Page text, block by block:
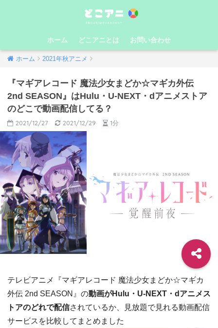
ホーム どこアニとは お問い合わせ
ホーム 2021年秋アニメ
『マギアレコード 魔法少女まどか☆マギカ外伝
2nd SEASON』はHulu・U-NEXT・dアニメストア
のどこで動画配信してる？
2021/12/27 2021/12/29 1分
テレビアニメ『マギアレコード 魔法少女まどか☆マギカ
外伝 2nd SEASON』の動画がHulu・U-NEXT・dアニメス
トアのどれで配信されているか、見放題で見れる動画配信
サービスを比較してまとめました